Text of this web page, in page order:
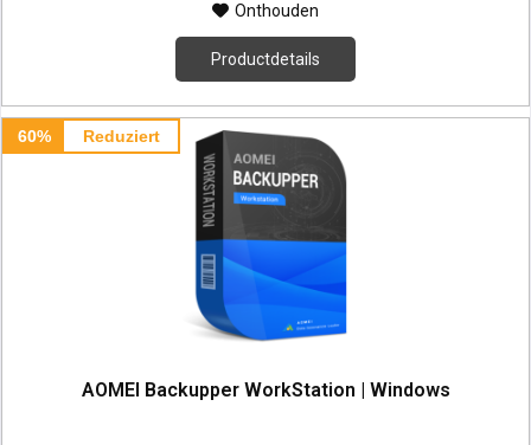
Onthouden
Productdetails
60% Reduziert
AOMEI Backupper WorkStation | Windows